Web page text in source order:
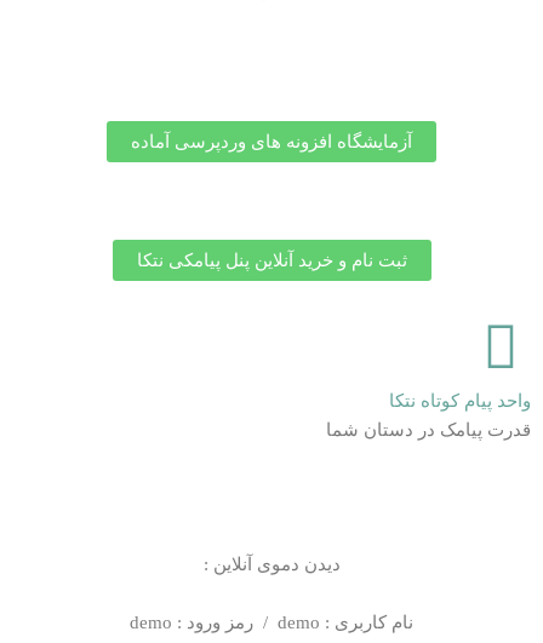
آزمایشگاه افزونه های وردپرسی آماده
ثبت نام و خرید آنلاین پنل پیامکی نتکا
واحد پیام کوتاه نتکا
قدرت پیامک در دستان شما
دیدن دموی آنلاین :
نام کاربری : demo / رمز ورود : demo